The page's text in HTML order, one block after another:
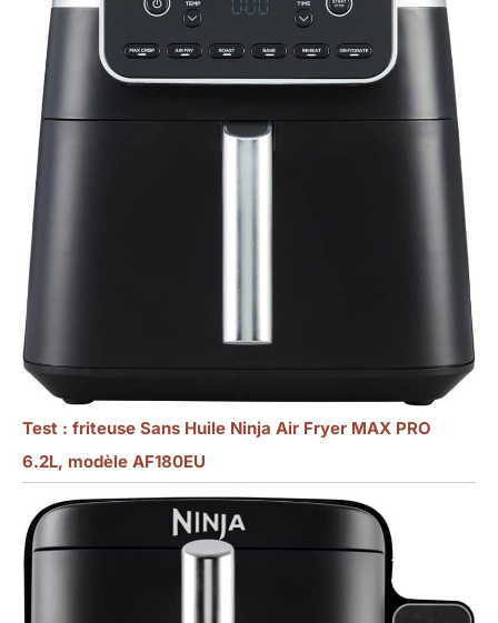
Test : friteuse Sans Huile Ninja Air Fryer MAX PRO
6.2L, modèle AF180EU